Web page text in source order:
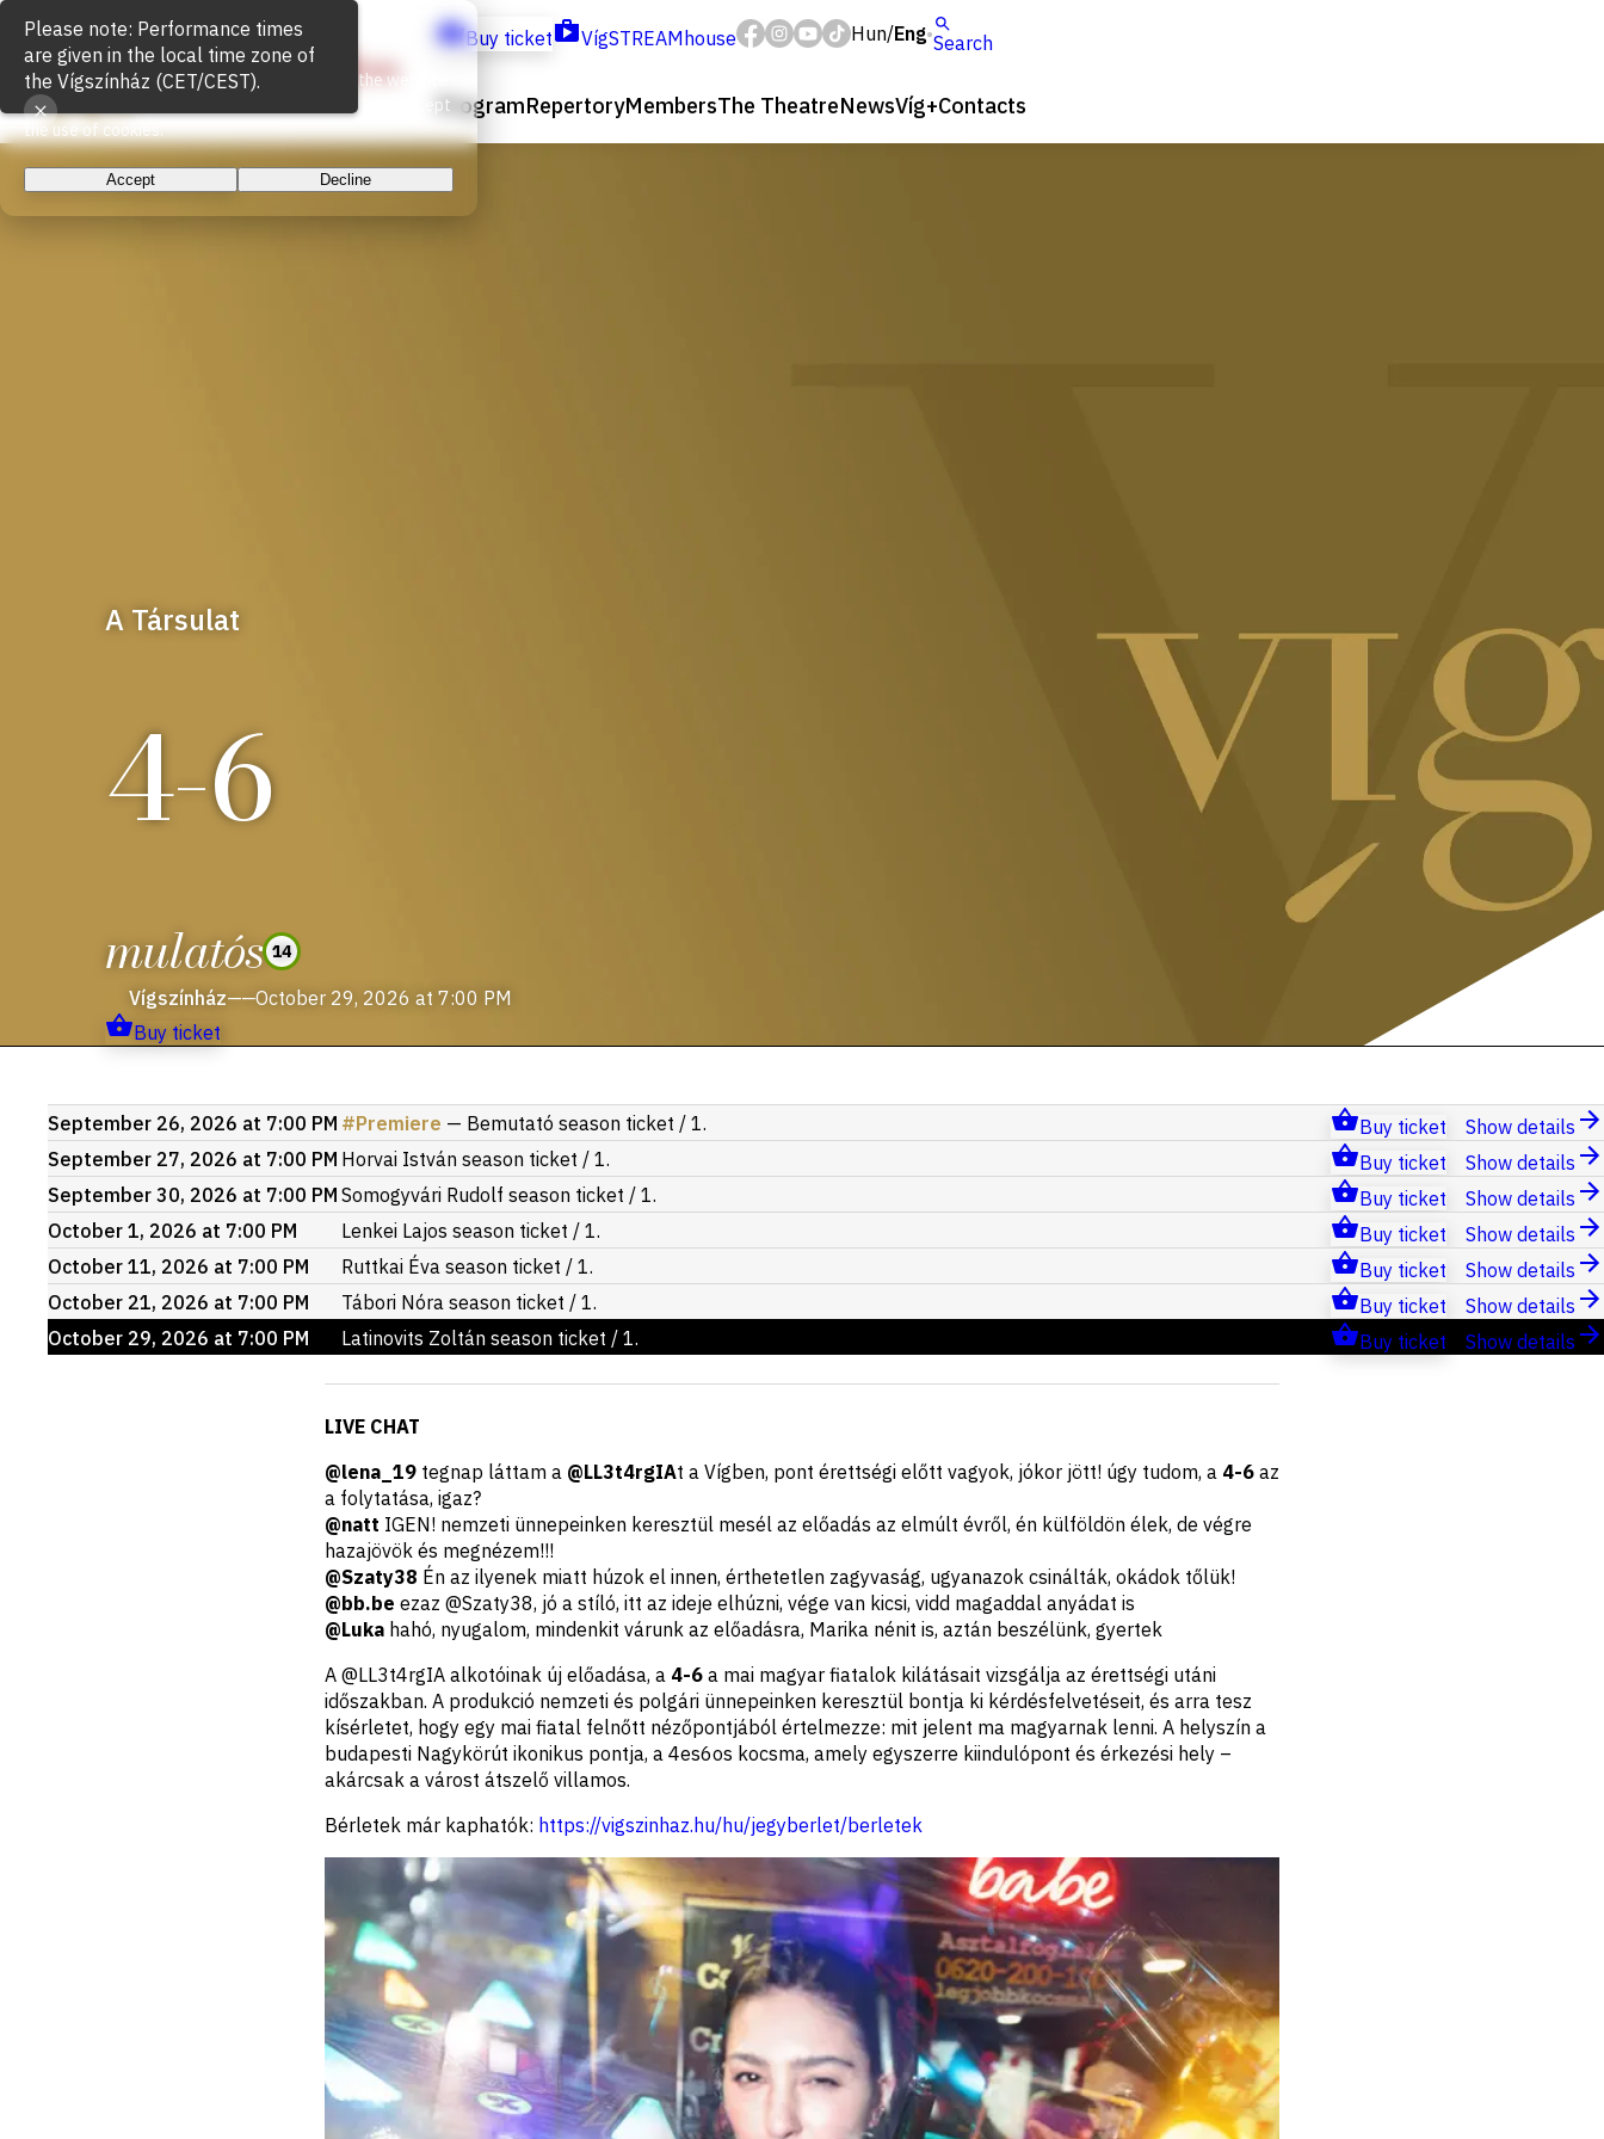
Buy ticket VígSTREAMhouse Hun/Eng Search
ProgramRepertoryMembersThe TheatreNewsVíg+Contacts
A Társulat
4-6
mulatós 14
Vígszínház——October 29, 2026 at 7:00 PM
Buy ticket
Upcoming
events
September 26, 2026 at 7:00 PM #Premiere — Bemutató season ticket / 1. Buy ticket
Show details
September 27, 2026 at 7:00 PM Horvai István season ticket / 1. Buy ticket
Show details
September 30, 2026 at 7:00 PM Somogyvári Rudolf season ticket / 1. Buy ticket
Show details
October 1, 2026 at 7:00 PM
Lenkei Lajos season ticket / 1. Buy ticket
Show details
October 11, 2026 at 7:00 PM
Ruttkai Éva season ticket / 1. Buy ticket
Show details
October 21, 2026 at 7:00 PM
Tábori Nóra season ticket / 1. Buy ticket
Show details
October 29, 2026 at 7:00 PM
Latinovits Zoltán season ticket / 1. Buy ticket Show details
Short
LIVE CHAT
@lena_19 tegnap láttam a @LL3t4rgIAt a Vígben, pont érettségi előtt vagyok, jókor jött! úgy tudom, a 4-6 az
a folytatása, igaz?
@natt IGEN! nemzeti ünnepeinken keresztül mesél az előadás az elmúlt évről, én külföldön élek, de végre
hazajövök és megnézem!!!
@Szaty38 Én az ilyenek miatt húzok el innen, érthetetlen zagyvaság, ugyanazok csinálták, okádok tőlük!
@bb.be ezaz @Szaty38, jó a stíló, itt az ideje elhúzni, vége van kicsi, vidd magaddal anyádat is
@Luka hahó, nyugalom, mindenkit várunk az előadásra, Marika nénit is, aztán beszélünk, gyertek
A @LL3t4rgIA alkotóinak új előadása, a 4-6 a mai magyar fiatalok kilátásait vizsgálja az érettségi utáni
időszakban. A produkció nemzeti és polgári ünnepeinken keresztül bontja ki kérdésfelvetéseit, és arra tesz
kísérletet, hogy egy mai fiatal felnőtt nézőpontjából értelmezze: mit jelent ma magyarnak lenni. A helyszín a
budapesti Nagykörút ikonikus pontja, a 4es6os kocsma, amely egyszerre kiindulópont és érkezési hely –
akárcsak a várost átszelő villamos.
Bérletek már kaphatók: https://vigszinhaz.hu/hu/jegyberlet/berletek
Cookie Usage
We use cookies for the proper functioning of the website
and to measure website traffic. By continuing, you accept
the use of cookies.
Accept Decline